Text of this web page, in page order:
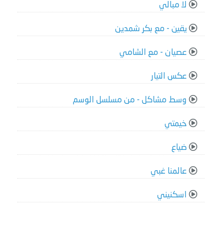
لا مبالي
يقين - مع بكر شمدين
عصيان - مع الشامي
عكس التيار
وسط مشاكل - من مسلسل الوسم
خيمتي
ضياع
عالمنا غبي
اسكنيني